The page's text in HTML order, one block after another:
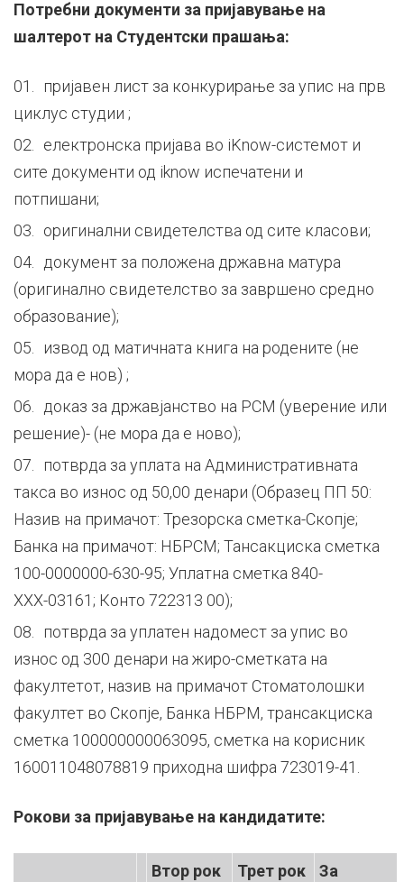
Потребни документи за пријавување на
шалтерот на Студентски прашања:
пријавен лист за конкурирање за упис на прв
циклус студии ;
електронска пријава во iKnow-системот и
сите документи од iknow испечатени и
потпишани;
оригинални свидетелства од сите класови;
документ за положена државна матура
(оригинално свидетелство за завршено средно
образование);
извод од матичната книга на родените (не
мора да е нов) ;
доказ за државјанство на РСМ (уверение или
решение)- (не мора да е ново);
потврда за уплатa на Административната
такса во износ од 50,00 денари (Образец ПП 50:
Назив на примачот: Трезорска сметка-Скопје;
Банка на примачот: НБРСМ; Тансакциска сметка
100-0000000-630-95; Уплатна сметка 840-
ХХХ-03161; Конто 722313 00);
потврда за уплатен надомест за упис во
износ од 300 денари на жиро-сметката на
факултетот, назив на примачот Стоматолошки
факултет во Скопје, Банка НБРМ, трансакциска
сметка 100000000063095, сметка на корисник
160011048078819 приходна шифра 723019-41.
Рокови за пријавување на кандидатите:
Втор рок Трет рок
За